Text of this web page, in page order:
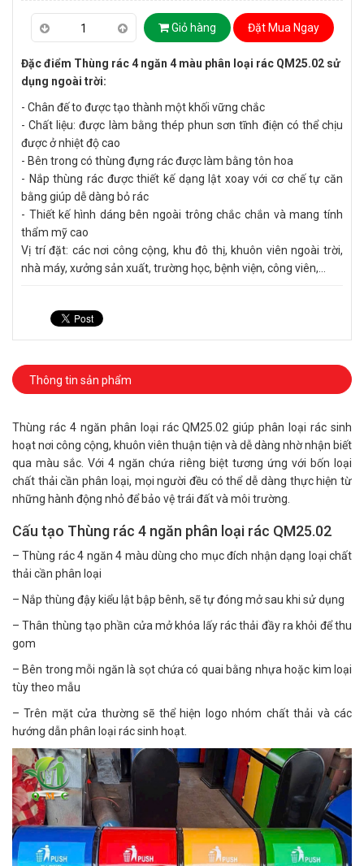
Giỏ hàng Đặt Mua Ngay
Đặc điểm Thùng rác 4 ngăn 4 màu phân loại rác QM25.02 sử
dụng ngoài trời:
- Chân đế to được tạo thành một khối vững chắc
- Chất liệu: được làm bằng thép phun sơn tĩnh điện có thể chịu
được ở nhiệt độ cao
- Bên trong có thùng đựng rác được làm bằng tôn hoa
- Nắp thùng rác được thiết kế dạng lật xoay với cơ chế tự căn
bằng giúp dễ dàng bỏ rác
- Thiết kế hình dáng bên ngoài trông chắc chắn và mang tính
thẩm mỹ cao
Vị trí đặt: các nơi công cộng, khu đô thị, khuôn viên ngoài trời,
nhà máy, xưởng sản xuất, trường học, bệnh viện, công viên,...
Thông tin sản phẩm
Thùng rác 4 ngăn phân loại rác QM25.02 giúp phân loại rác sinh
hoạt nơi công cộng, khuôn viên thuận tiện và dễ dàng nhờ nhận biết
qua màu sắc. Với 4 ngăn chứa riêng biệt tương ứng với bốn loại
chất thải cần phân loại, mọi người đều có thể dễ dàng thực hiện từ
những hành động nhỏ để bảo vệ trái đất và môi trường.
Cấu tạo Thùng rác 4 ngăn phân loại rác QM25.02
– Thùng rác 4 ngăn 4 màu dùng cho mục đích nhận dạng loại chất
thải cần phân loại
– Nắp thùng đậy kiểu lật bập bênh, sẽ tự đóng mở sau khi sử dụng
– Thân thùng tạo phần cửa mở khóa lấy rác thải đầy ra khỏi để thu
gom
– Bên trong mỗi ngăn là sọt chứa có quai bằng nhựa hoặc kim loại
tùy theo mẫu
– Trên mặt cửa thường sẽ thể hiện logo nhóm chất thải và các
hướng dẫn phân loại rác sinh hoạt.